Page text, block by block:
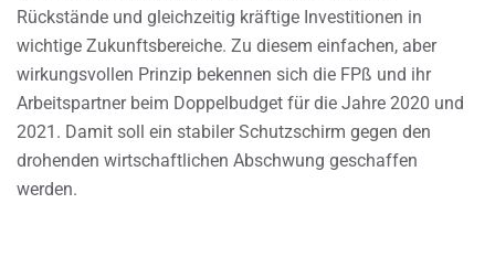
Rückstände und gleichzeitig kräftige Investitionen in
wichtige Zukunftsbereiche. Zu diesem einfachen, aber
wirkungsvollen Prinzip bekennen sich die FPß und ihr
Arbeitspartner beim Doppelbudget für die Jahre 2020 und
2021. Damit soll ein stabiler Schutzschirm gegen den
drohenden wirtschaftlichen Abschwung geschaffen
werden.